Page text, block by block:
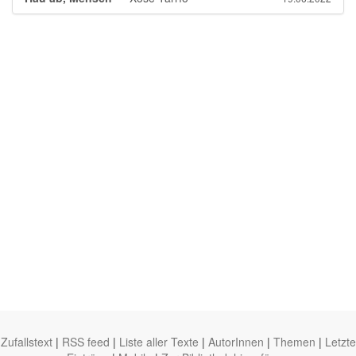
Zufallstext | RSS feed | Liste aller Texte | AutorInnen | Themen | Letzte